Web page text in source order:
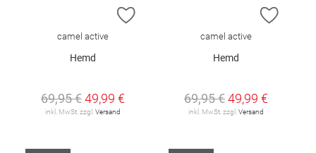
ZUR WUNSCHLISTE HINZUFÜGEN
camel active
Hemd
69,95 €49,99 €
inkl. MwSt. zzgl.Versand
ZUR
camel active
Hemd
69,95 €49,99 €
inkl. MwSt. zzgl.Versand